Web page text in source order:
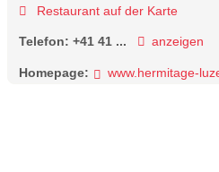
Restaurant auf der Karte
Telefon: +41 41 ... anzeigen
Homepage: www.hermitage-luzern.ch/de/